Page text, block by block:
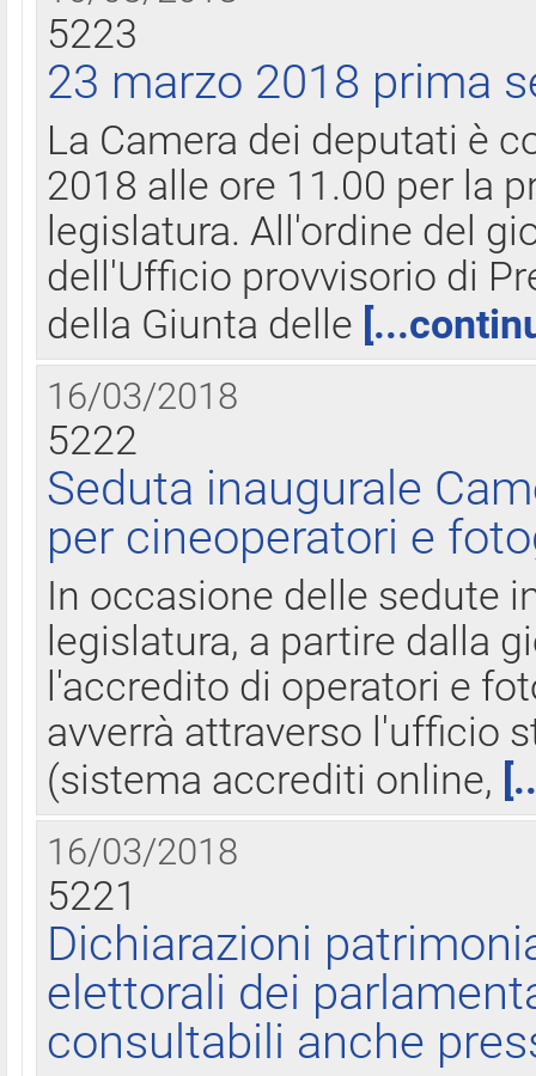
5223
23 marzo 2018 prima
La Camera dei deputati è
2018 alle ore 11.00 per la
legislatura. All'ordine del
dell'Ufficio provvisorio di
della Giunta delle
16/03/2018
5222
Seduta inaugurale
per cineoperatori e
In occasione delle sedute
legislatura, a partire dalla
l'accredito di operatori e
avverrà attraverso l'ufficio
(sistema accrediti online,
16/03/2018
5221
Dichiarazioni
elettorali dei
consultabili anche